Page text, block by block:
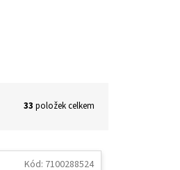
33 položek celkem
Kód: 7100288524